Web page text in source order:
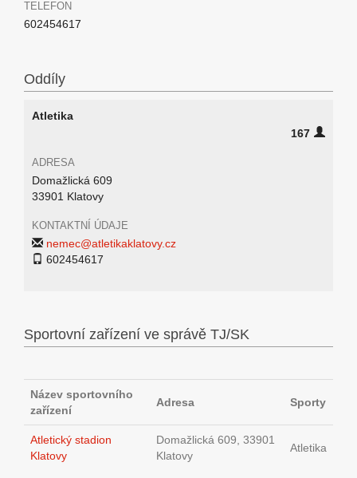
TELEFON
602454617
Oddíly
Atletika
167
ADRESA
Domažlická 609
33901 Klatovy
KONTAKTNÍ ÚDAJE
nemec@atletikaklatovy.cz
602454617
Sportovní zařízení ve správě TJ/SK
Název sportovního
zařízení
Adresa Sporty
Atletický stadion
Klatovy
Domažlická 609, 33901
Klatovy
Atletika